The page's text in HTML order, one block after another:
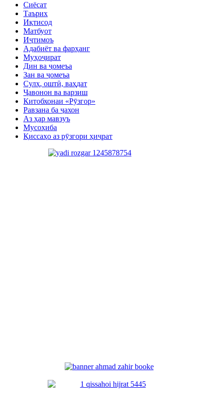
Сиёсат
Таърих
Иқтисод
Матбуот
Иҷтимоъ
Адабиёт ва фарҳанг
Муҳоҷират
Дин ва ҷомеъа
Зан ва ҷомеъа
Сулҳ, оштӣ, ваҳдат
Ҷавонон ва варзиш
Китобхонаи «Рӯзгор»
Равзана ба ҷахон
Аз ҳар мавзуъ
Мусоҳиба
Қиссаҳо аз рӯзгори ҳиҷрат